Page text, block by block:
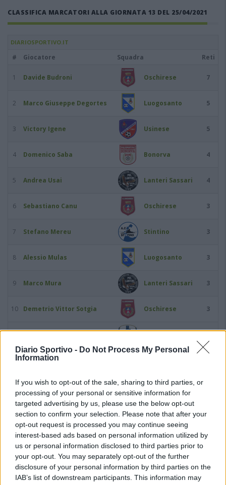
Diario Sportivo - Do Not Process My Personal
Information
If you wish to opt-out of the sale, sharing to third parties, or
processing of your personal or sensitive information for
targeted advertising by us, please use the below opt-out
section to confirm your selection. Please note that after your
opt-out request is processed you may continue seeing
interest-based ads based on personal information utilized by
us or personal information disclosed to third parties prior to
your opt-out. You may separately opt-out of the further
disclosure of your personal information by third parties on the
IAB’s list of downstream participants. This information may
CLASSIFICA MARCATORI ALLA GIORNATA 13 DEL 25/04/2021
DIARIOSPORTIVO.IT
# Giocatore Squadra Reti
1 Davide Budroni Oschirese 7
2 Marco Giuseppe Degortes Luogosanto 5
3 Victory Igene Usinese 5
4 Domenico Saba Bonorva 4
5 Andrea Usai Lanteri Sassari 4
6 Sebastiano Canu Oschirese 3
7 Stefano Mereu Stintino 3
8 Alessio Mulas Luogosanto 3
9 Marco Mura Lanteri Sassari 3
10 Demetrio Vittor Sotgia Oschirese 3
12 Francesco Aloia
13 Alessandro Asara Oschirese
14 Gavino Cabras Valledoria 2
15 Giorgio Calvisi Bittese 2
16 Giuseppe Cocco Bonorva